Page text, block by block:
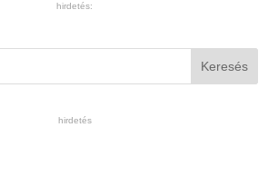
hirdetés:
hirdetés